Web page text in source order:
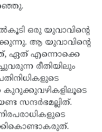
ഒരു യുവാവിന്റെ
ആ യുവാവിന്റെ
ഏത് എന്നൊക്കെ
രീതിയിലും
കുറുക്കുവഴികളിലൂടെ
സന്ദര്‍ഭമല്ലിത്.